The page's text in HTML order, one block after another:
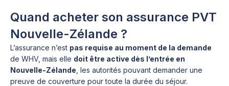
Quand acheter son assurance PVT
Nouvelle-Zélande ?
L’assurance n’est pas requise au moment de la demande
de WHV, mais elle doit être active dès l’entrée en
Nouvelle-Zélande , les autorités pouvant demander une
preuve de couverture pour toute la durée du séjour.